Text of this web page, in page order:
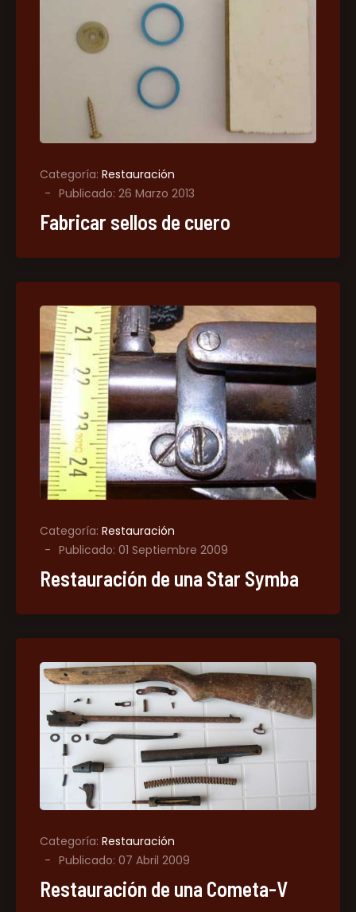
Categoría: Restauración
Publicado: 26 Marzo 2013
Fabricar sellos de cuero
Categoría: Restauración
Publicado: 01 Septiembre 2009
Restauración de una Star Symba
Categoría: Restauración
Publicado: 07 Abril 2009
Restauración de una Cometa-V